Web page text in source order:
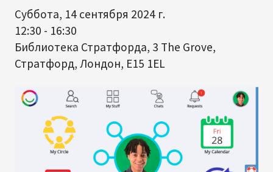
Суббота, 14 сентября 2024 г.
12:30 - 16:30
Библиотека Стратфорда, 3 The Grove,
Стратфорд, Лондон, E15 1EL